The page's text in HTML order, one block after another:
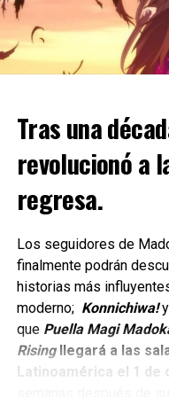
Hiroki Tōchi se une al
Mizuki presta su voz a
interpreta a Kurourushi.
intensas batallas que
la Eliminación, y su
un elenco de voces ya
El regreso
The Culling
La temporada comenzó
de enero, que combinó
de que comenzaran las
en Tokyo MX y otros
Tras una
revolucionó a
regresa.
Los seguidores de
finalmente podrán
historias más
moderno; Konnichiwa!y
que Puella Magi
Rising llegará a las
Latinoamérica el 1 de